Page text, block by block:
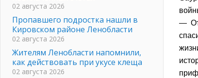
— От
02 августа 2026
Пропавшего подростка нашли в
Кировском районе Ленобласти
02 августа 2026
Жителям Ленобласти напомнили,
как действовать при укусе клеща
02 августа 2026